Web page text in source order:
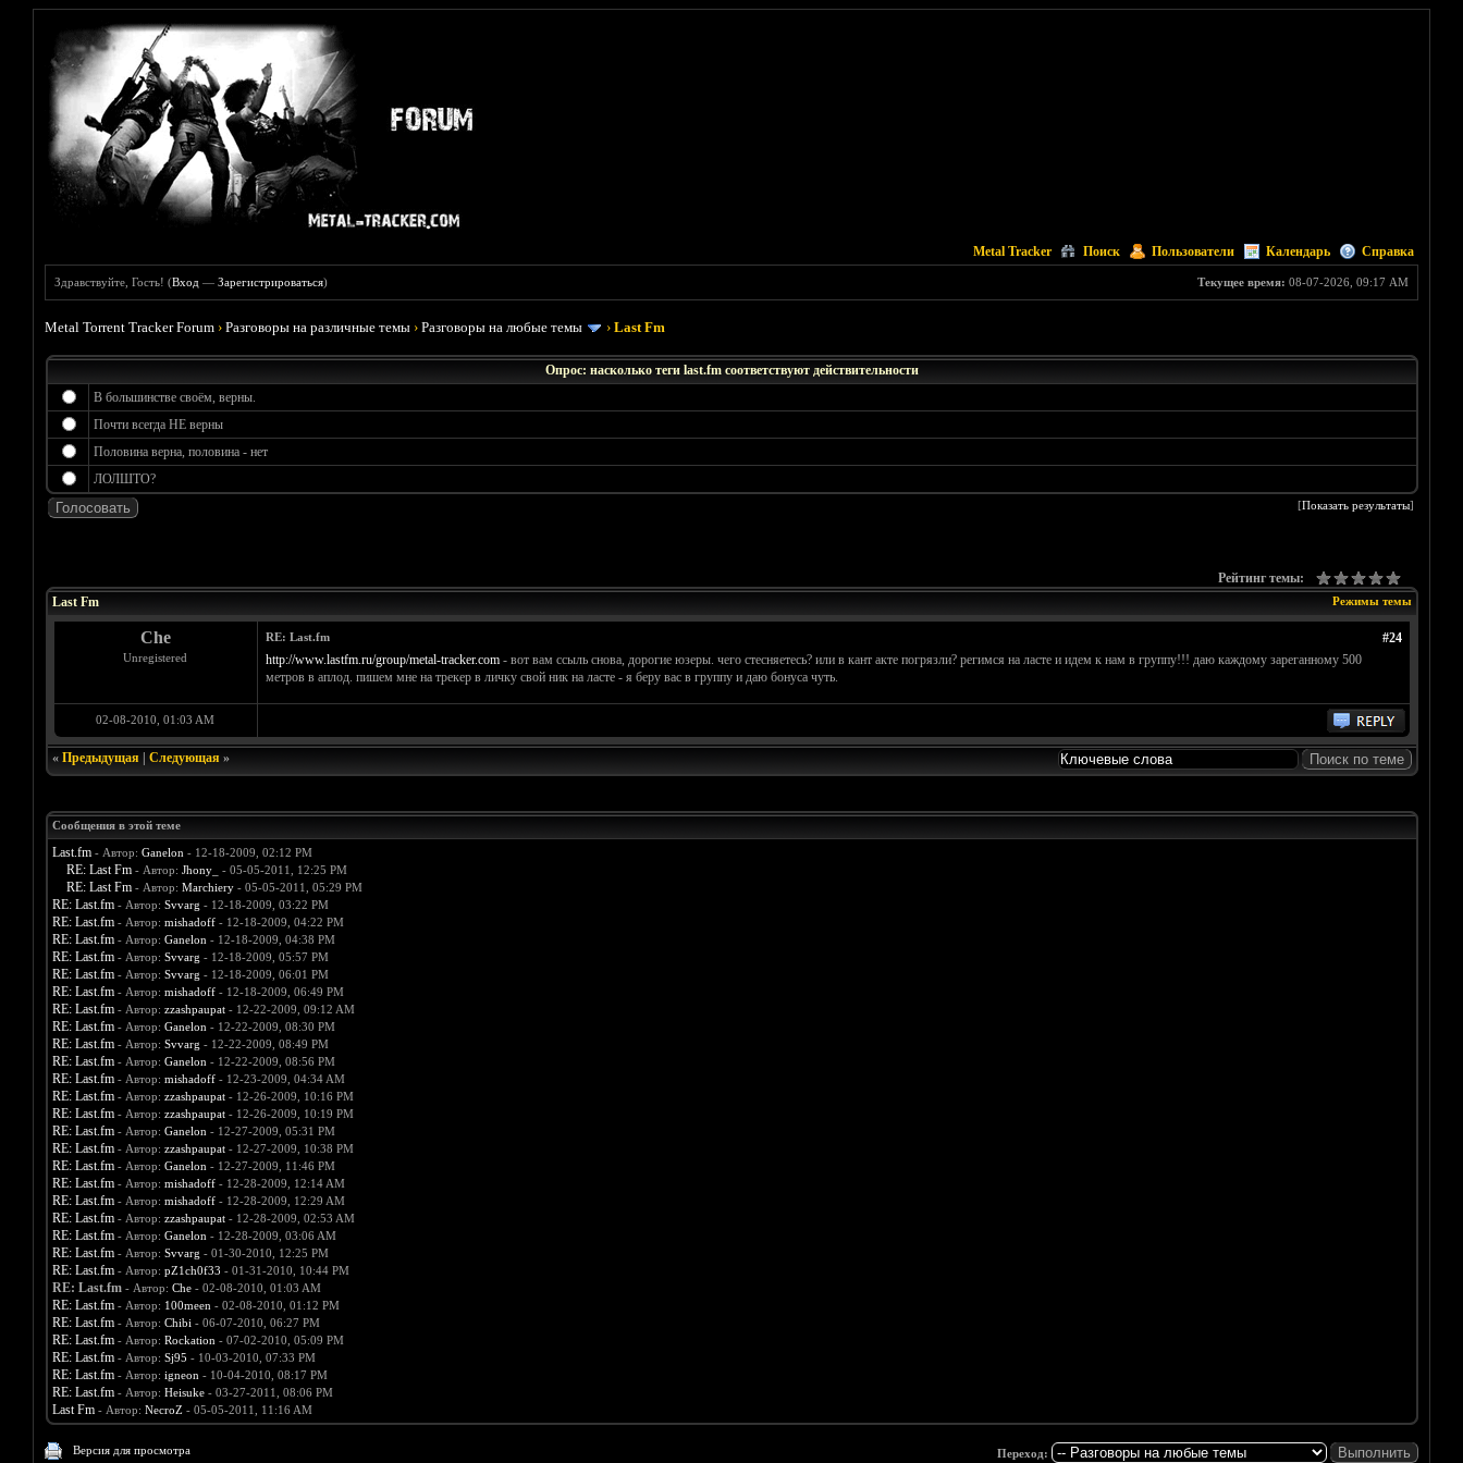
Metal Tracker Поиск Пользователи Календарь Справка
Текущее время: 08-07-2026, 09:17 AM
Здравствуйте, Гость! (Вход —Зарегистрироваться)
Metal Torrent Tracker Forum ›Разговоры на различные темы ›Разговоры на любые темы ›Last Fm
Опрос: насколько теги last.fm соответствуют действительности
В большинстве своём, верны.
Почти всегда НЕ верны
Половина верна, половина - нет
ЛОЛШТО?
[Показать результаты]
Рейтинг темы:
Режимы темы
Last Fm
Che
Unregistered
#24
RE: Last.fm
http://www.lastfm.ru/group/metal-tracker.com- вот вам ссыль снова, дорогие юзеры. чего стесняетесь? или в кант акте погрязли? регимся на ласте и идем к нам в группу!!! даю каждому зареганному 500
метров в аплод. пишем мне на трекер в личку свой ник на ласте - я беру вас в группу и даю бонуса чуть.
02-08-2010, 01:03 AM
« Предыдущая| Следующая»
Сообщения в этой теме
Last.fm - Автор: Ganelon - 12-18-2009, 02:12 PM
RE: Last Fm - Автор: Jhony_ - 05-05-2011, 12:25 PM
RE: Last Fm - Автор: Marchiery- 05-05-2011, 05:29 PM
RE: Last.fm - Автор: Svvarg - 12-18-2009, 03:22 PM
RE: Last.fm - Автор: mishadoff- 12-18-2009, 04:22 PM
RE: Last.fm - Автор: Ganelon - 12-18-2009, 04:38 PM
RE: Last.fm - Автор: Svvarg - 12-18-2009, 05:57 PM
RE: Last.fm - Автор: Svvarg - 12-18-2009, 06:01 PM
RE: Last.fm - Автор: mishadoff- 12-18-2009, 06:49 PM
RE: Last.fm - Автор: zzashpaupat- 12-22-2009, 09:12 AM
RE: Last.fm - Автор: Ganelon - 12-22-2009, 08:30 PM
RE: Last.fm - Автор: Svvarg - 12-22-2009, 08:49 PM
RE: Last.fm - Автор: Ganelon - 12-22-2009, 08:56 PM
RE: Last.fm - Автор: mishadoff- 12-23-2009, 04:34 AM
RE: Last.fm - Автор: zzashpaupat- 12-26-2009, 10:16 PM
RE: Last.fm - Автор: zzashpaupat- 12-26-2009, 10:19 PM
RE: Last.fm - Автор: Ganelon - 12-27-2009, 05:31 PM
RE: Last.fm - Автор: zzashpaupat- 12-27-2009, 10:38 PM
RE: Last.fm - Автор: Ganelon - 12-27-2009, 11:46 PM
RE: Last.fm - Автор: mishadoff- 12-28-2009, 12:14 AM
RE: Last.fm - Автор: mishadoff- 12-28-2009, 12:29 AM
RE: Last.fm - Автор: zzashpaupat- 12-28-2009, 02:53 AM
RE: Last.fm - Автор: Ganelon - 12-28-2009, 03:06 AM
RE: Last.fm - Автор: Svvarg - 01-30-2010, 12:25 PM
RE: Last.fm - Автор: pZ1ch0f33 - 01-31-2010, 10:44 PM
RE: Last.fm - Автор: Che- 02-08-2010, 01:03 AM
RE: Last.fm - Автор: 100meen - 02-08-2010, 01:12 PM
RE: Last.fm - Автор: Chibi - 06-07-2010, 06:27 PM
RE: Last.fm - Автор: Rockation - 07-02-2010, 05:09 PM
RE: Last.fm - Автор: Sj95 - 10-03-2010, 07:33 PM
RE: Last.fm - Автор: igneon - 10-04-2010, 08:17 PM
RE: Last.fm - Автор: Heisuke- 03-27-2011, 08:06 PM
Last Fm - Автор: NecroZ - 05-05-2011, 11:16 AM
Версия для просмотра Переход: